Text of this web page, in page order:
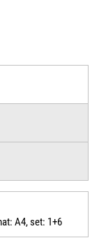
A4, set: 1+6